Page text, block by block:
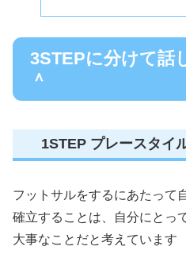
3STEPに分けて話
＾
1STEP プレースタイ
フットサルをするにあたって
確立することは、自分にとっ
大事なことだと考えています